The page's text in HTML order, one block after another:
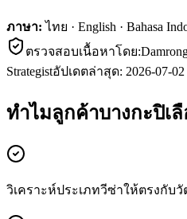
ภาษา: ไทย · English · Bahasa
ตรวจสอบเนื้อหาโดย:
Strategistอัปเดตล่าสุด: 2026-07-02
ทำไมลูกค้าบางกะปิเ
วิเคราะห์ประเภทวีซ่าให้ตรงกับ